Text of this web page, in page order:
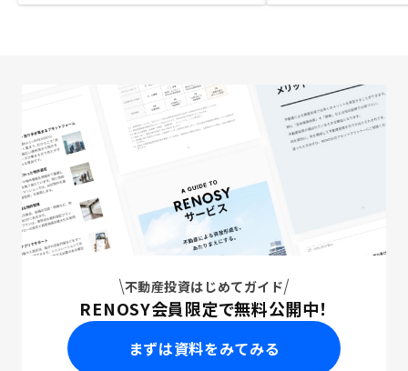
不動産投資はじめてガイド
RENOSY会員限定で無料公開中！
まずは資料をみてみる